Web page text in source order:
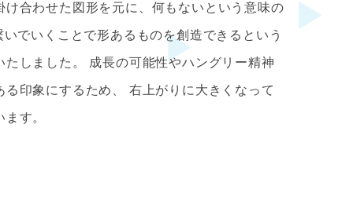
け合わせた図形を元に、何もないという意味の
でいくことで形あるものを創造できるという
たしました。 成長の可能性やハングリー精神
る印象にするため、 右上がりに大きくなって
す。